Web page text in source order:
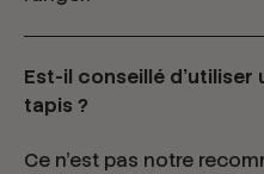
Est-il conseillé
tapis ?
Ce n'est pas notre